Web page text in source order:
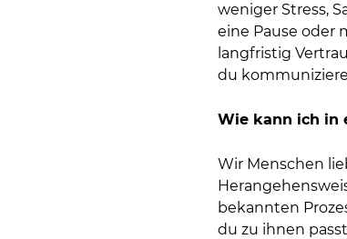
weniger Stress,
eine Pause oder
langfristig
du
Wie kann ich in
Wir Menschen
bekannten
du zu ihnen